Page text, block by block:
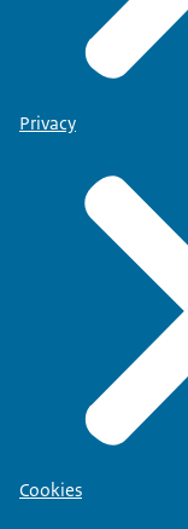
Privacy
Cookies